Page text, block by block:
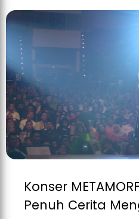
Konser
Penuh Cerita